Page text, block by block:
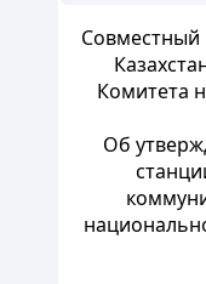
Совместный
Комитета
Об